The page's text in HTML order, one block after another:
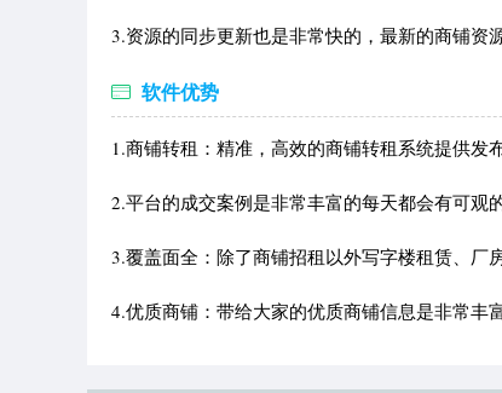
3.资源的同步更新也是非常快的，最新的商铺资
软件优势
1.商铺转租：精准，高效的商铺转租系统提供发
2.平台的成交案例是非常丰富的每天都会有可观
3.覆盖面全：除了商铺招租以外写字楼租赁、厂
4.优质商铺：带给大家的优质商铺信息是非常丰